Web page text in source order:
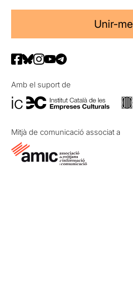
Unir-me
Amb el suport de
Mitjà de comunicació associat a